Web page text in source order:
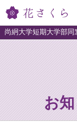
尚絅大学短期大学部同
お